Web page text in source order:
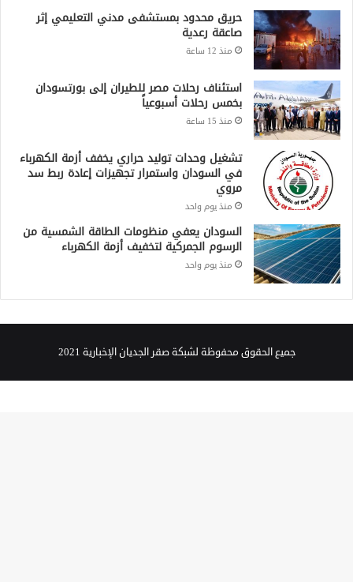
حريق محدود بمستشفى مدني التعليمي إثر
صاعقة رعدية
منذ 12 ساعة
استئناف رحلات مصر للطيران إلى بورتسودان
بخمس رحلات أسبوعياً
منذ 15 ساعة
تشغيل وحدات توليد حراري يخفف أزمة الكهرباء
في السودان واستمرار تجهيزات إعادة ربط سد
مروي
منذ يوم واحد
السودان يعفي منظومات الطاقة الشمسية من
الرسوم الجمركية لتخفيف أزمة الكهرباء
منذ يوم واحد
جميع الحقوق محفوظة لشبكة صقر الجديان الإخبارية 2021